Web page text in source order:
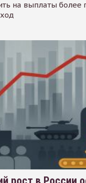
на выплаты более